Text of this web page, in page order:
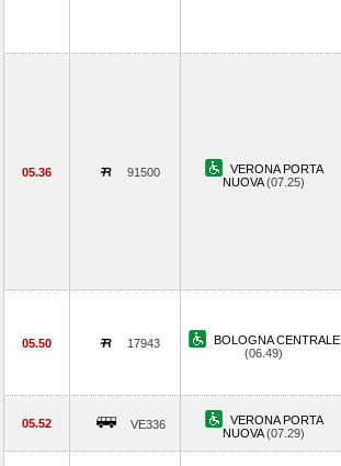
05.36 91500
VERONA PORTA
NUOVA(07.25)
05.50 17943
BOLOGNA CENTRALE
(06.49)
05.52 VE336
VERONA PORTA
NUOVA(07.29)